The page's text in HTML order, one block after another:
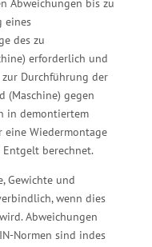
Abweichungen bis zu
eines
des zu
erforderlich und
Durchführung der
(Maschine) gegen
in demontiertem
eine Wiedermontage
berechnet.
Gewichte und
wenn dies
Abweichungen
Normen sind indes